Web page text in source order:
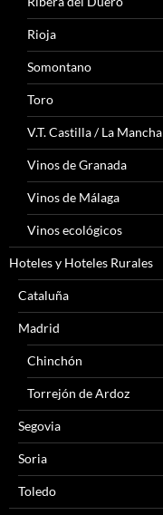
Rioja
Somontano
Toro
V.T. Castilla / La Mancha
Vinos de Granada
Vinos de Málaga
Vinos ecológicos
Hoteles y Hoteles Rurales
Cataluña
Madrid
Chinchón
Torrejón de Ardoz
Segovia
Soria
Toledo